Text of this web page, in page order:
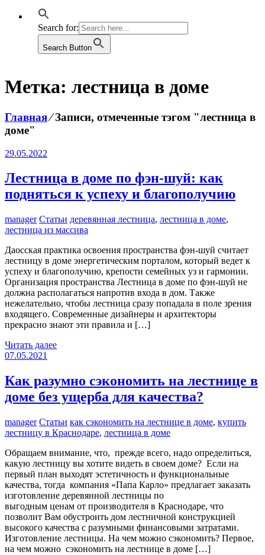
Search for:
Search Button
Метка: лестница в доме
Главная⁄Записи, отмеченные тэгом "лестница в
доме"
29.05.2022
Лестница в доме по фэн-шуй: как
подняться к успеху и благополучию
manager Статьи деревянная лестница, лестница в доме,
лестница из массива
Даосская практика освоения пространства фэн-шуй считает
лестницу в доме энергетическим порталом, который ведет к
успеху и благополучию, крепости семейных уз и гармонии.
Организация пространства Лестница в доме по фэн-шуй не
должна располагаться напротив входа в дом. Также
нежелательно, чтобы лестница сразу попадала в поле зрения
входящего. Современные дизайнеры и архитекторы
прекрасно знают эти правила и […]
Читать далее
07.05.2021
Как разумно сэкономить на лестнице в
доме без ущерба для качества?
manager Статьи как сэкономить на лестнице в доме, купить
лестницу в Краснодаре, лестница в доме
Обращаем внимание, что, прежде всего, надо определиться,
какую лестницу вы хотите видеть в своем доме? Если на
первый план выходят эстетичность и функциональные
качества, тогда компания «Папа Карло» предлагает заказать
изготовление деревянной лестницы по
выгодным ценам от производителя в Краснодаре, что
позволит Вам обустроить дом лестничной конструкцией
высокого качества с разумными финансовыми затратами.
Изготовление лестницы. На чем можно сэкономить? Первое,
на чем можно сэкономить на лестнице в доме […]